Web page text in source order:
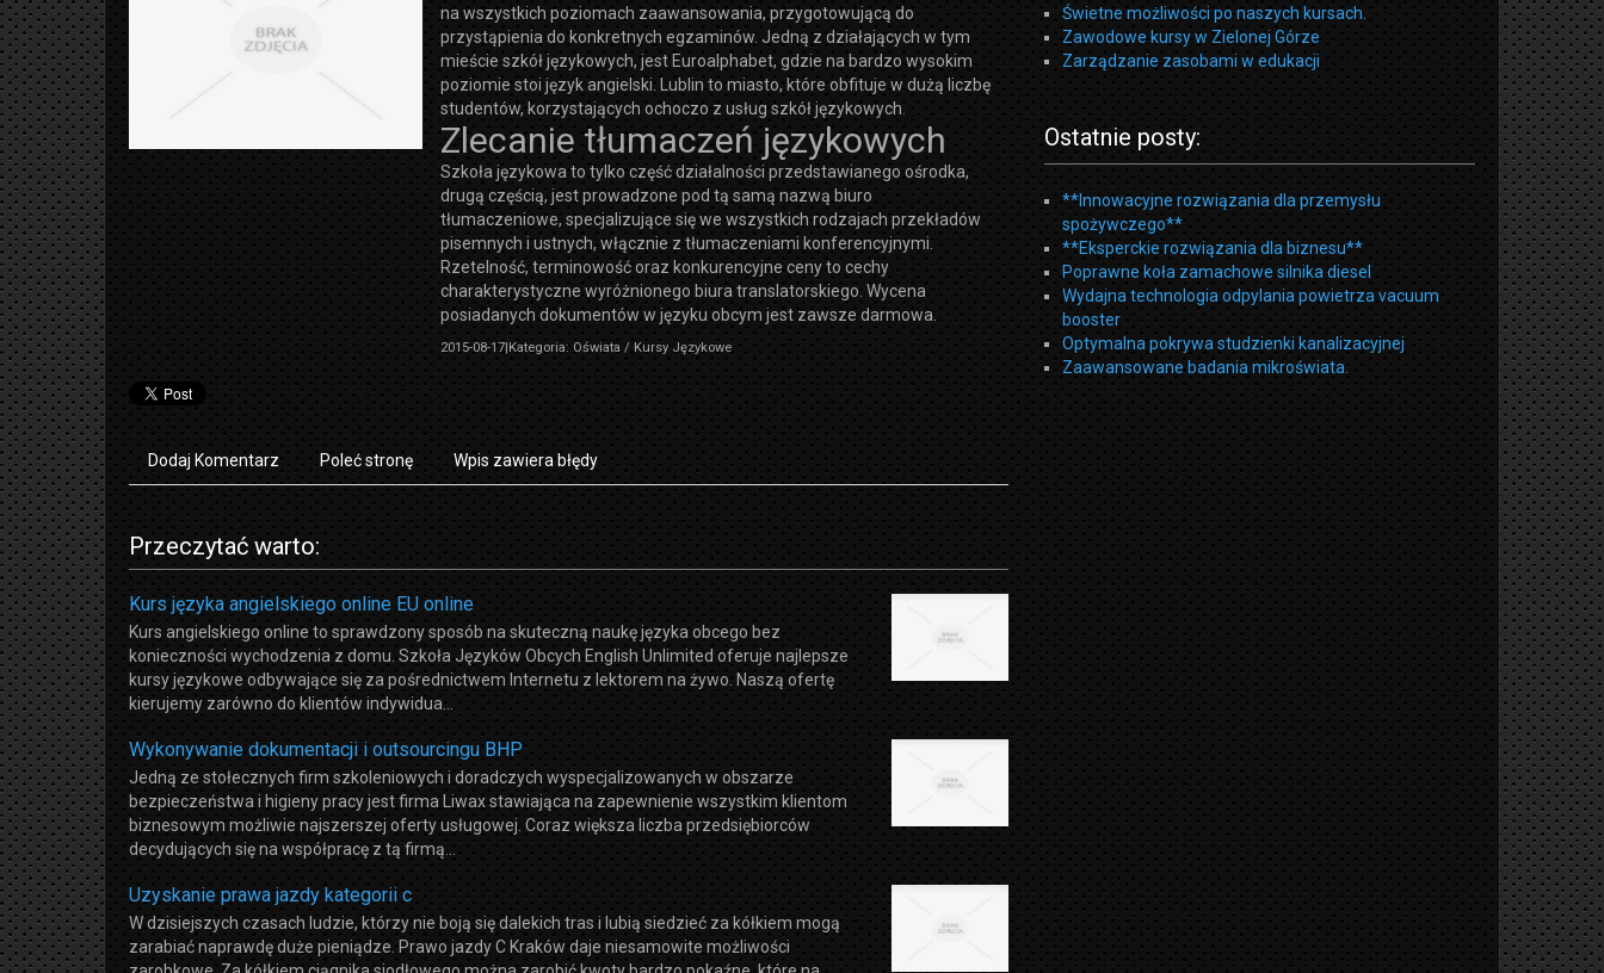
na wszystkich poziomach zaawansowania, przygotowującą do
przystąpienia do konkretnych egzaminów. Jedną z działających w tym
mieście szkół językowych, jest Euroalphabet, gdzie na bardzo wysokim
poziomie stoi język angielski. Lublin to miasto, które obfituje w dużą liczbę
studentów, korzystających ochoczo z usług szkół językowych.
Zlecanie tłumaczeń językowych
Szkoła językowa to tylko część działalności przedstawianego ośrodka,
drugą częścią, jest prowadzone pod tą samą nazwą biuro
tłumaczeniowe, specjalizujące się we wszystkich rodzajach przekładów
pisemnych i ustnych, włącznie z tłumaczeniami konferencyjnymi.
Rzetelność, terminowość oraz konkurencyjne ceny to cechy
charakterystyczne wyróżnionego biura translatorskiego. Wycena
posiadanych dokumentów w języku obcym jest zawsze darmowa.
2015-08-17|Kategoria: Oświata / Kursy Językowe
Dodaj Komentarz Poleć stronę Wpis zawiera błędy
Przeczytać warto:
Kurs języka angielskiego online EU online
Kurs angielskiego online to sprawdzony sposób na skuteczną naukę języka obcego bez
konieczności wychodzenia z domu. Szkoła Języków Obcych English Unlimited oferuje najlepsze
kursy językowe odbywające się za pośrednictwem Internetu z lektorem na żywo. Naszą ofertę
kierujemy zarówno do klientów indywidua...
Wykonywanie dokumentacji i outsourcingu BHP
Jedną ze stołecznych firm szkoleniowych i doradczych wyspecjalizowanych w obszarze
bezpieczeństwa i higieny pracy jest firma Liwax stawiająca na zapewnienie wszystkim klientom
biznesowym możliwie najszerszej oferty usługowej. Coraz większa liczba przedsiębiorców
decydujących się na współpracę z tą firmą...
Uzyskanie prawa jazdy kategorii c
W dzisiejszych czasach ludzie, którzy nie boją się dalekich tras i lubią siedzieć za kółkiem mogą
zarabiać naprawdę duże pieniądze. Prawo jazdy C Kraków daje niesamowite możliwości
Świetne możliwości po naszych kursach.
Zawodowe kursy w Zielonej Górze
Zarządzanie zasobami w edukacji
Ostatnie posty:
**Innowacyjne rozwiązania dla przemysłu
spożywczego**
**Eksperckie rozwiązania dla biznesu**
Poprawne koła zamachowe silnika diesel
Wydajna technologia odpylania powietrza vacuum
booster
Optymalna pokrywa studzienki kanalizacyjnej
Zaawansowane badania mikroświata.